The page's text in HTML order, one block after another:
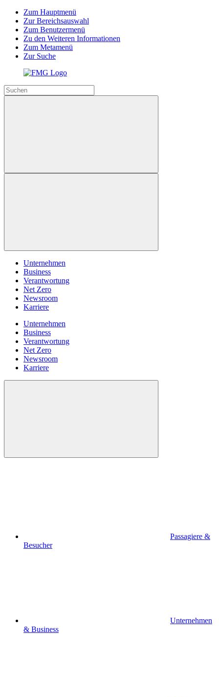
Zum Hauptmenü
Zur Bereichsauswahl
Zum Benutzermenü
Zu den Weiteren Informationen
Zum Metamenü
Zur Suche
Unternehmen
Business
Verantwortung
Net Zero
Newsroom
Karriere
Unternehmen
Business
Verantwortung
Net Zero
Newsroom
Karriere
Passagiere &
Besucher
Unternehmen
& Business